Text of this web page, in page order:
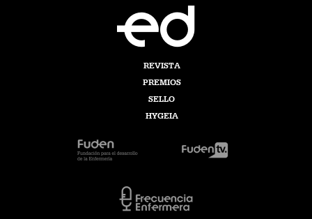
REVISTA
PREMIOS
SELLO
HYGEIA